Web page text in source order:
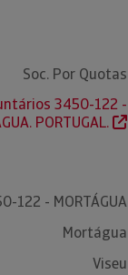
Soc. Por Quotas
3450-122 -
PORTUGAL.
122 - MORTÁGUA
Mortágua
Viseu